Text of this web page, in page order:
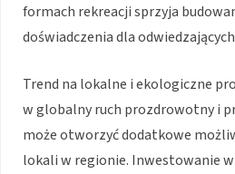
formach rekreacji sprzyja
doświadczenia dla
Trend na lokalne i ekologiczne
w globalny ruch prozdrowotny i
może otworzyć dodatkowe
lokali w regionie. Inwestowanie w